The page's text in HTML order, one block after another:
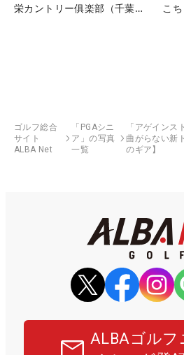
栄カントリー俱楽部（千葉
こち
ゴルフ総合
サイト
ALBA Net
「PGAシニ
ア」の写真
一覧
「アゲインス
曲がらない新
のギア】
ALBAゴルフ